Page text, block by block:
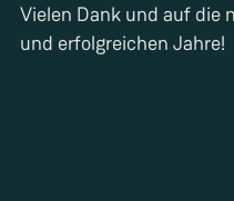
Vielen Dank und auf die
und erfolgreichen Jahre!